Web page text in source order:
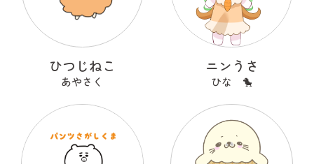
ひつじねこ
あやさく
ニンうさ
ひな 🐤